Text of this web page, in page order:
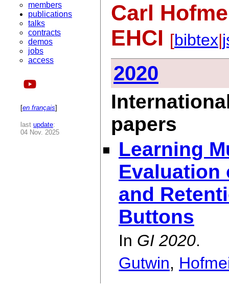
members
publications
talks
contracts
demos
jobs
access
[en français]
last update:
04 Nov. 2025
Carl
EHCI [bibtex|
2020
papers
Learning
Evaluation
and
Buttons
In GI 2020.
Gutwin,